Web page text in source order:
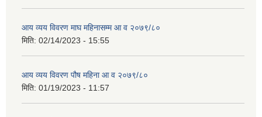
आय व्यय विवरण माघ महिनासम्म आ व २०७९/८०
मिति: 02/14/2023 - 15:55
आय व्यय विवरण पौष महिना आ व २०७९/८०
मिति: 01/19/2023 - 11:57